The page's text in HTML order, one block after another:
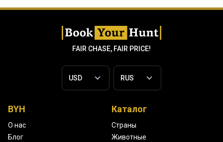
FAIR CHASE, FAIR PRICE!
BYH
О нас
Блог
Каталог
Страны
Животные